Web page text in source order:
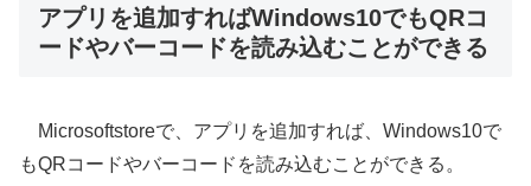
アプリを追加すればWindows10でもQRコ
ードやバーコードを読み込むことができる
Microsoftstoreで、アプリを追加すれば、Windows10で
もQRコードやバーコードを読み込むことができる。